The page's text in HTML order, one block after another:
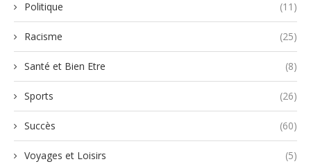
Politique (11)
Racisme (25)
Santé et Bien Etre (8)
Sports (26)
Succès (60)
Voyages et Loisirs (5)